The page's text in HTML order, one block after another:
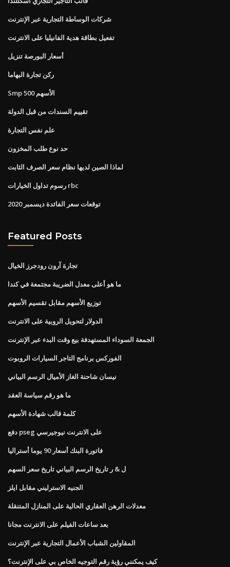
شركات الوساطة التجارية عبر الإنترنت
تفعيل بطاقة هدية الفانيليا على الانترنت
أسعار البورصة تنزيل
ركن تجارة البهاما
Smp 500 الأسهم
تقييم السندات من قبل الدولة
علم نفس التجارة
حد نوع طلب المخزون
لماذا الصين لديها نظام سعر الصرف الثابت
رسوم تداول الخيارات rbc
توقعات سعر الفائدة ديسمبر 2020
Featured Posts
تجارة آرون رودجرز الخيال
ما هو أعلى معدل الضريبة مجتمعة في كندا
توزيع الأسهم مقابل تقسيم الأسهم
الدولار لتحويل الروبية على الانترنت
الجمعة السوداء المستهدفة بيع وقت البدء عبر الإنترنت
الفوركس برنامج التاجر السيارات الروبوت
نيسان شاحنة الغاز الأميال الرسم البياني
ما هو رقم سياسة العقد
كلمة قالب شهادة الأسهم
دفع pseg على الانترنت نيوجيرسي
فاتورة البنك أسعار 90 يوما أستراليا
ل & ر تاريخ الرسم البياني تاريخ سعر السهم
الجنيه الاسترليني مقابل ايلز
معدلات الرهن العقاري الحالية على المنازل المتنقلة
بعد ساعات الفيلم على الانترنت مجانا
المقاولين الشباب الأعمال التجارية عبر الإنترنت
كيف يمكنني رؤية رقم التوجيه الخاص بي على الإنترنت؟